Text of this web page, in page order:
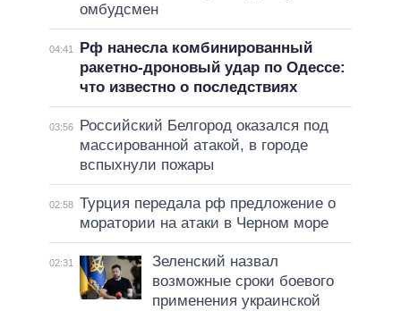
омбудсмен
04:41
Рф нанесла комбинированный
ракетно-дроновый удар по Одессе:
что известно о последствиях
03:56
Российский Белгород оказался под
массированной атакой, в городе
вспыхнули пожары
02:58 Турция передала рф предложение о
моратории на атаки в Черном море
02:31
Зеленский назвал
возможные сроки боевого
применения украинской